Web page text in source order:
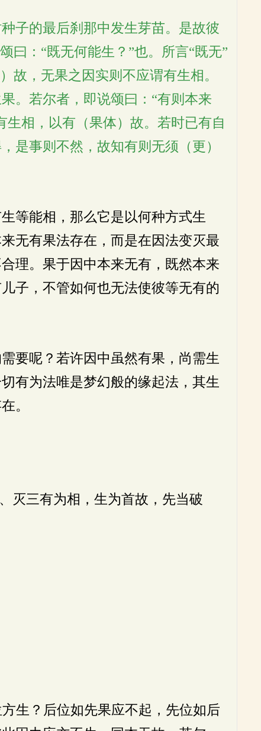
子的最后刹那中发生芽苗。是故彼
曰：“既无何能生？”也。所言“既无”
故，无果之因实则不应谓有生相。
。若尔者，即说颂曰：“有则本来
相，以有（果体）故。若时已有自
是事则不然，故知有则无须（更）
等能相，那么它是以何种方式生
无有果法存在，而是在因法变灭最
理。果于因中本来无有，既然本来
子，不管如何也无法使彼等无有的
要呢？若许因中虽然有果，尚需生
有为法唯是梦幻般的缘起法，其生
。
灭三有为相，生为首故，先当破
生？后位如先果应不起，先位如后